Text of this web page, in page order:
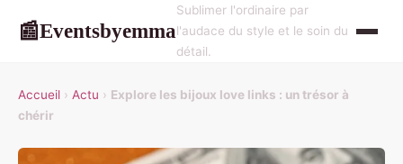
📰Eventsbyemma
Sublimer l'ordinaire par
l'audace du style et le soin du
détail.
Accueil › Actu › Explore les bijoux love links : un trésor à
chérir